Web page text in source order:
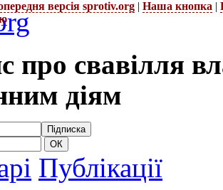
версія sprotiv.org | Наша кнопка |
про свавілля
діям
Публікації